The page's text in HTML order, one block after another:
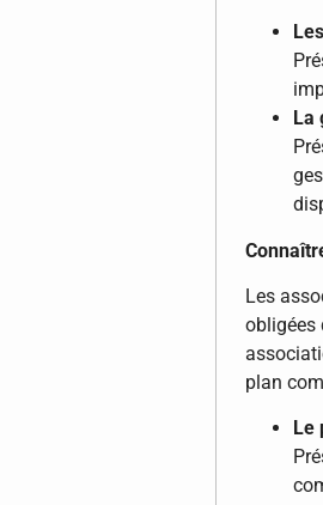
La
Les
obligées
plan
Le